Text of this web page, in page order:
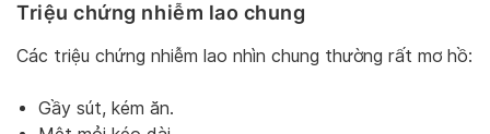
Triệu chứng nhiễm lao chung
Các triệu chứng nhiễm lao nhìn chung thường rất mơ hồ:
Gầy sút, kém ăn.